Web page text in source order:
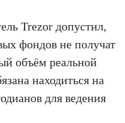
Trezor допустил,
фондов не получат
объём реальной
находиться на
для ведения